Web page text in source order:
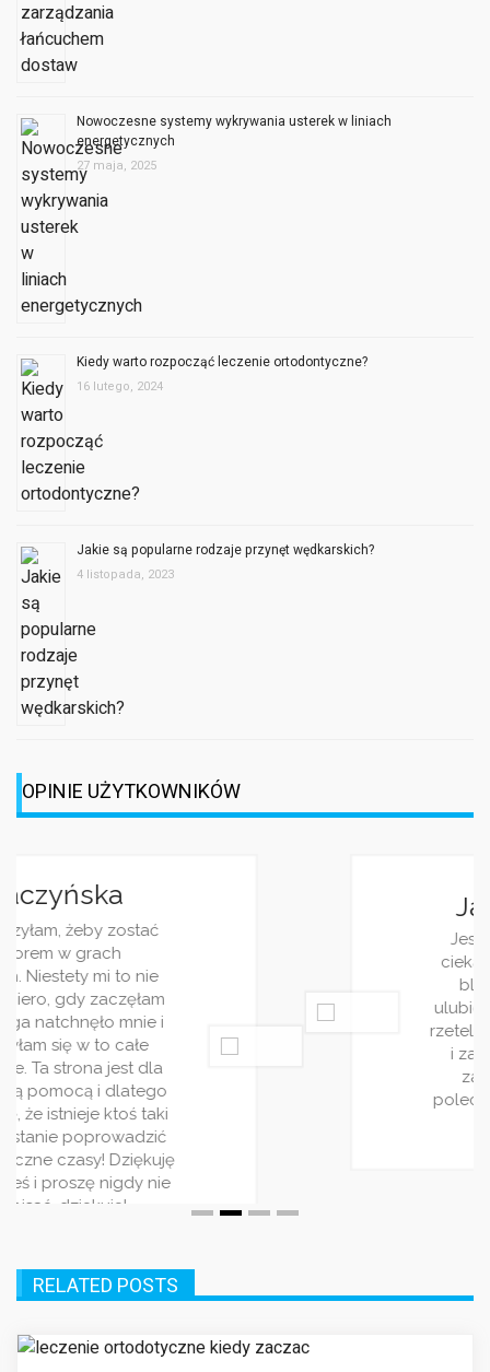
27 maja, 2025
16 lutego, 2024
4 listopada, 2023
ciekawości często śledzę różnorakie
ulubionych. Piszecie bardzo ciekawie i
rzetelnie. Wpisy pojawiaja się regularnie
i zawsze traktują o jakimś ciekwym
zagadnieniu. Bardzo wszystkim
polecam ten serwis! Jest on stworzony
ZDROWIE